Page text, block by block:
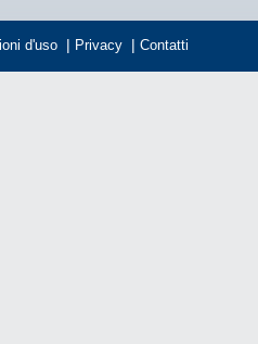
d'uso | Privacy | Contatti